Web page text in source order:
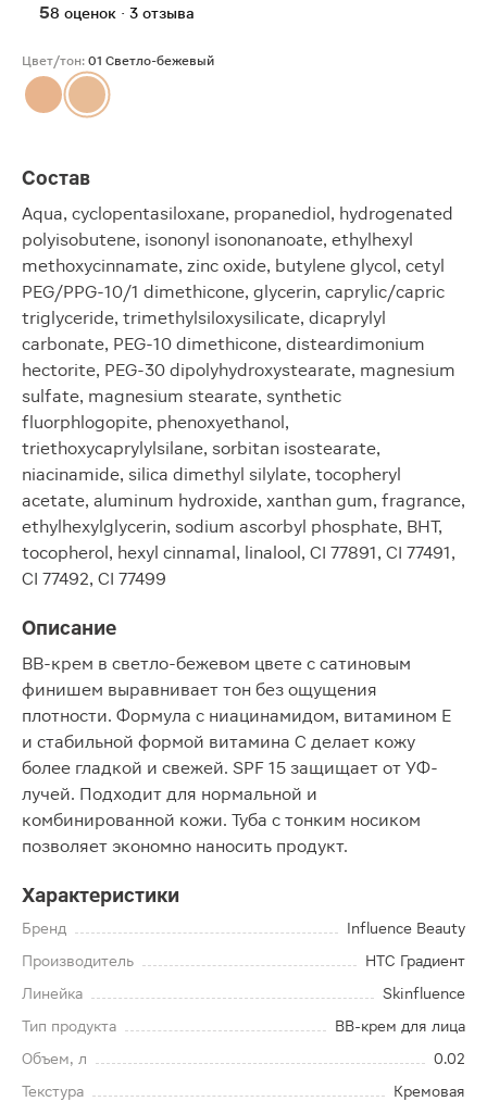
58 оценок · 3 отзыва
Цвет/тон: 01 Светло-бежевый
Состав
Aqua, cyclopentasiloxane, propanediol, hydrogenated
polyisobutene, isononyl isononanoate, ethylhexyl
methoxycinnamate, zinc oxide, butylene glycol, cetyl
PEG/PPG-10/1 dimethicone, glycerin, caprylic/capric
triglyceride, trimethylsiloxysilicate, dicaprylyl
carbonate, PEG-10 dimethicone, disteardimonium
hectorite, PEG-30 dipolyhydroxystearate, magnesium
sulfate, magnesium stearate, synthetic
fluorphlogopite, phenoxyethanol,
triethoxycaprylylsilane, sorbitan isostearate,
niacinamide, silica dimethyl silylate, tocopheryl
acetate, aluminum hydroxide, xanthan gum, fragrance,
ethylhexylglycerin, sodium ascorbyl phosphate, BHT,
tocopherol, hexyl cinnamal, linalool, CI 77891, CI 77491,
CI 77492, CI 77499
Описание
BB-крем в светло-бежевом цвете с сатиновым
финишем выравнивает тон без ощущения
плотности. Формула с ниацинамидом, витамином Е
и стабильной формой витамина C делает кожу
более гладкой и свежей. SPF 15 защищает от УФ-
лучей. Подходит для нормальной и
комбинированной кожи. Туба с тонким носиком
позволяет экономно наносить продукт.
Характеристики
Бренд
Influence Beauty
Производитель
НТС Градиент
Линейка
Skinfluence
Тип продукта
BB-крем для лица
Объем, л
0.02
Текстура
Кремовая